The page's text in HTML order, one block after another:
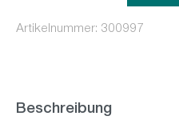
Artikelnummer: 300997
Beschreibung